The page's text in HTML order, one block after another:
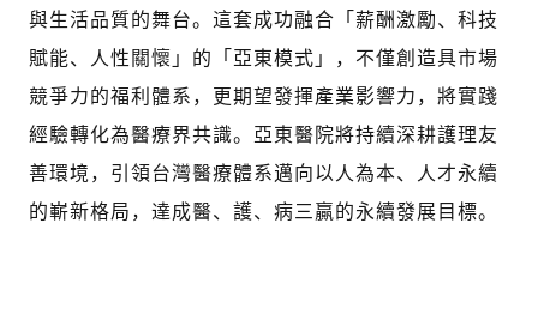
與生活品質的舞台。這套成功融合「薪酬激勵、科技
賦能、人性關懷」的「亞東模式」，不僅創造具市場
競爭力的福利體系，更期望發揮產業影響力，將實踐
經驗轉化為醫療界共識。亞東醫院將持續深耕護理友
善環境，引領台灣醫療體系邁向以人為本、人才永續
的嶄新格局，達成醫、護、病三贏的永續發展目標。